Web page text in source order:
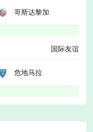
哥斯达黎加
国际友谊
危地马拉